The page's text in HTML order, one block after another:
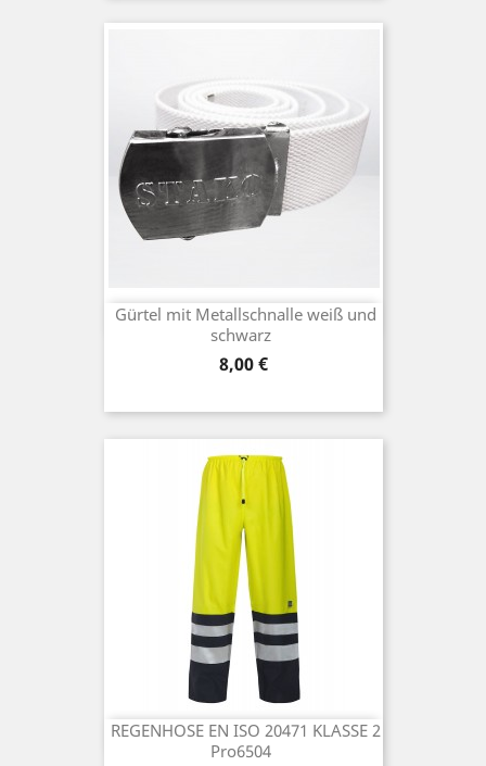
Gürtel mit Metallschnalle weiß und
schwarz
Preis
8,00 €
REGENHOSE EN ISO 20471 KLASSE 2
Pro6504